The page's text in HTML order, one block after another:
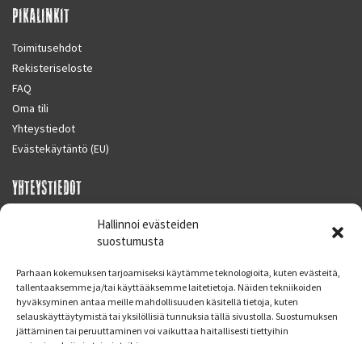
Hallinnoi evästeiden
suostumusta
Parhaan kokemuksen tarjoamiseksi käytämme teknologioita, kuten evästeitä,
tallentaaksemme ja/tai käyttääksemme laitetietoja. Näiden tekniikoiden
hyväksyminen antaa meille mahdollisuuden käsitellä tietoja, kuten
selauskäyttäytymistä tai yksilöllisiä tunnuksia tällä sivustolla. Suostumuksen
jättäminen tai peruuttaminen voi vaikuttaa haitallisesti tiettyihin
PIKALINKIT
Toimitusehdot
Rekisteriseloste
FAQ
Oma tili
Yhteystiedot
Evästekäytäntö (EU)
YHTEYSTIEDOT
SUPERMOTO CENTER
Finland
Puh. 09 221 7088
info at supermotocenter.fi